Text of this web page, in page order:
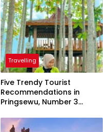
Travelling
Five Trendy Tourist
Recommendations in
Pringsewu, Number 3
President